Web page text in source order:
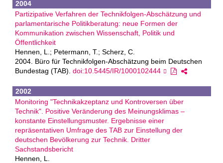
2004
Partizipative Verfahren der Technikfolgen-Abschätzung und
parlamentarische Politikberatung: neue Formen der
Kommunikation zwischen Wissenschaft, Politik und
Öffentlichkeit
Hennen, L.; Petermann, T.; Scherz, C.
2004. Büro für Technikfolgen-Abschätzung beim Deutschen
Bundestag (TAB). doi:10.5445/IR/1000102444
2002
Monitoring "Technikakzeptanz und Kontroversen über
Technik". Positive Veränderung des Meinungsklimas –
konstante Einstellungsmuster. Ergebnisse einer
repräsentativen Umfrage des TAB zur Einstellung der
deutschen Bevölkerung zur Technik. Dritter
Sachstandsbericht
Hennen, L.